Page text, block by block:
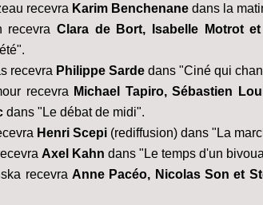
recevra Karim Benchenane dans la
recevra Clara de Bort, Isabelle Motrot
recevra Philippe Sarde dans "Ciné qui
recevra Michael Tapiro, Sébastien
dans "Le débat de midi".
Henri Scepi (rediffusion) dans "La
Axel Kahn dans "Le temps d'un
recevra Anne Pacéo, Nicolas Son et